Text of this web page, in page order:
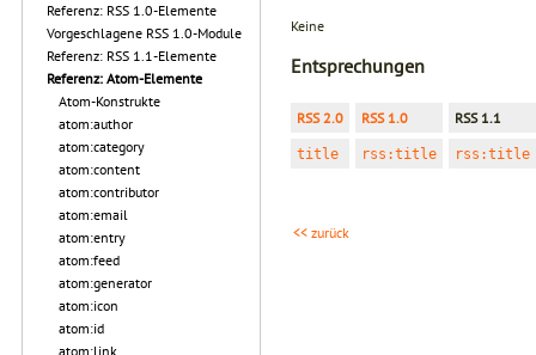
Referenz: RSS 1.0-Elemente
Vorgeschlagene RSS 1.0-Module
Referenz: RSS 1.1-Elemente
Referenz: Atom-Elemente
Atom-Konstrukte
atom:author
atom:category
atom:content
atom:contributor
atom:email
atom:entry
atom:feed
atom:generator
atom:icon
atom:id
atom:link
Keine
Entsprechungen
RSS 2.0 RSS 1.0 RSS 1.1
title rss:title rss:title
<< zurück